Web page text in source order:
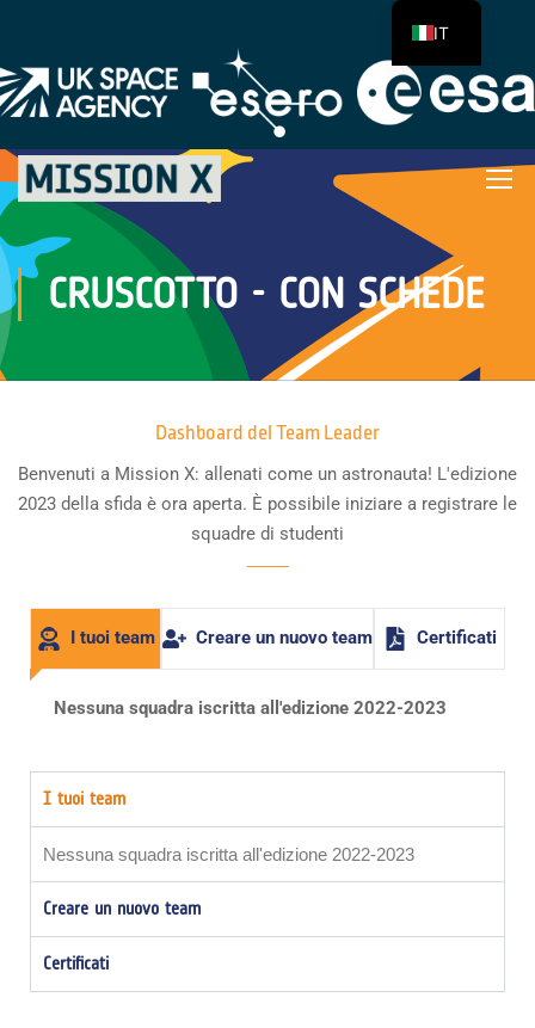
CRUSCOTTO - CON SCHEDE
Dashboard del Team Leader
Benvenuti a Mission X: allenati come un astronauta! L'edizione
2023 della sfida è ora aperta. È possibile iniziare a registrare le
squadre di studenti
I tuoi team Creare un nuovo team Certificati
Nessuna squadra iscritta all'edizione 2022-2023
I tuoi team
Nessuna squadra iscritta all'edizione 2022-2023
Creare un nuovo team
Certificati
IT